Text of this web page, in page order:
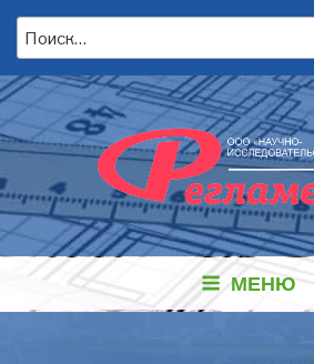
Перейти
содержимому
Искать:
МЕНЮ